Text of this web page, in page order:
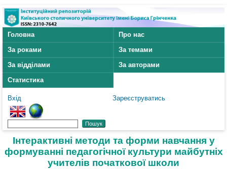
Головна
Про нас
За роками
За темами
За відділами
За авторами
Статистика
Вхід Зареєструватись
Інтерактивні методи та форми навчання у
формуванні педагогічної культури майбутніх
учителів початкової школи